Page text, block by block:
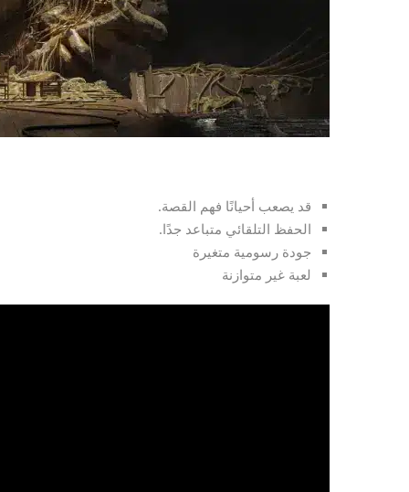
قد يصعب أحيانًا فهم القصة.
الحفظ التلقائي متباعد جدًا.
جودة رسومية متغيرة
لعبة غير متوازنة